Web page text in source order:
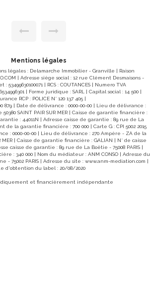
sont compris entre 46 500€ et 59
contactez l'agence
de HAUTEVILLE SUR MER au 02
Mentions légales
légales : Delamarche Immobilier - Granville | Raison
| Adresse siège social : 12 rue Clément Desmaisons -
: 53499630100071 | RCS : COUTANCES | Numero TVA
| Forme juridique : SARL | Capital social : 14 500 |
RCP : POLICE N° 120 137 405 |
879 | Date de délivrance : 0000-00-00 | Lieu de délivrance :
SAINT PAIR SUR MER | Caisse de garantie financière :
: 44011N | Adresse caisse de garantie : 89 rue de La
de la garantie financière : 700 000 | Carte G : CPI 5002 2015
: 0000-00-00 | Lieu de délivrance : 270 Ampère - ZA de la
MER | Caisse de garantie financière : GALIAN | N° de caisse
caisse de garantie : 89 rue de La Boëtie - 75008 PARIS |
: 340 000 | Nom du médiateur : ANM CONSO | Adresse du
- 75002 PARIS | Adresse du site : www.anm-mediation.com
d'obtention du label : 20/08/2020
et financièrement indépendante